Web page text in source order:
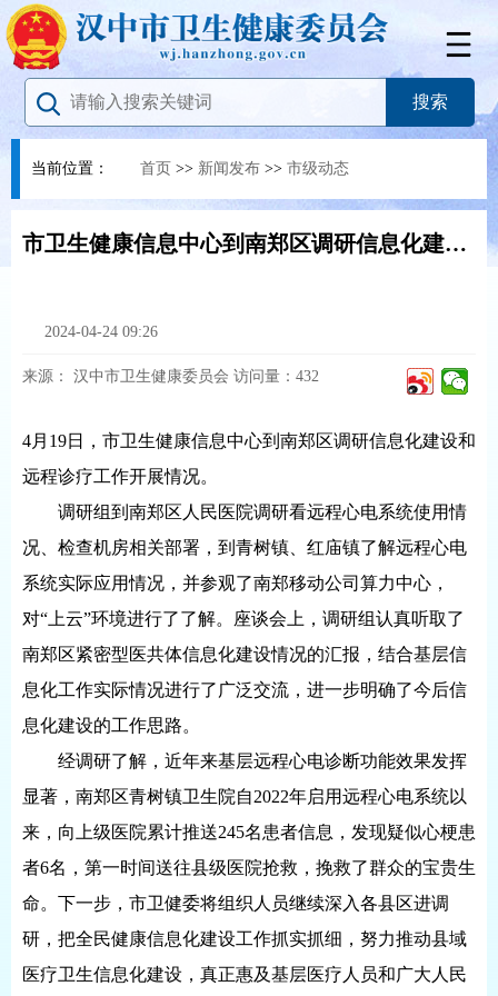
当前位置： 首页 >> 新闻发布 >> 市级动态
市卫生健康信息中心到南郑区调研信息化建设工作
2024-04-24 09:26
来源： 汉中市卫生健康委员会 访问量： 432
4月19日，市卫生健康信息中心到南郑区调研信息化建设和
远程诊疗工作开展情况。
调研组到南郑区人民医院调研看远程心电系统使用情
况、检查机房相关部署，到青树镇、红庙镇了解远程心电
系统实际应用情况，并参观了南郑移动公司算力中心，
对“上云”环境进行了了解。座谈会上，调研组认真听取了
南郑区紧密型医共体信息化建设情况的汇报，结合基层信
息化工作实际情况进行了广泛交流，进一步明确了今后信
息化建设的工作思路。
经调研了解，近年来基层远程心电诊断功能效果发挥
显著，南郑区青树镇卫生院自2022年启用远程心电系统以
来，向上级医院累计推送245名患者信息，发现疑似心梗患
者6名，第一时间送往县级医院抢救，挽救了群众的宝贵生
命。下一步，市卫健委将组织人员继续深入各县区进调
研，把全民健康信息化建设工作抓实抓细，努力推动县域
医疗卫生信息化建设，真正惠及基层医疗人员和广大人民